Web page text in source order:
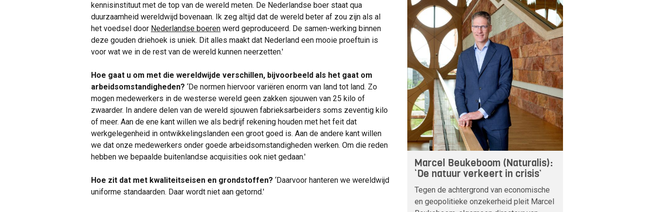
kennisinstituut met de top van de wereld meten. De Nederlandse boer staat qua
duurzaamheid wereldwijd bovenaan. Ik zeg altijd dat de wereld beter af zou zijn als al
het voedsel door Nederlandse boeren werd geproduceerd. De samen-werking binnen
deze gouden driehoek is uniek. Dit alles maakt dat Nederland een mooie proeftuin is
voor wat we in de rest van de wereld kunnen neerzetten.'
Hoe gaat u om met die wereldwijde verschillen, bijvoorbeeld als het gaat om
arbeidsomstandigheden? ‘De normen hiervoor variëren enorm van land tot land. Zo
mogen medewerkers in de westerse wereld geen zakken sjouwen van 25 kilo of
zwaarder. In andere delen van de wereld sjouwen fabrieksarbeiders soms zeventig kilo
of meer. Aan de ene kant willen we als bedrijf rekening houden met het feit dat
werkgelegenheid in ontwikkelingslanden een groot goed is. Aan de andere kant willen
we dat onze medewerkers onder goede arbeidsomstandigheden werken. Om die reden
hebben we bepaalde buitenlandse acquisities ook niet gedaan.'
Hoe zit dat met kwaliteitseisen en grondstoffen? ‘Daarvoor hanteren we wereldwijd
uniforme standaarden. Daar wordt niet aan getornd.'
Marcel Beukeboom (Naturalis):
‘De natuur verkeert in crisis’
Tegen de achtergrond van economische
en geopolitieke onzekerheid pleit Marcel